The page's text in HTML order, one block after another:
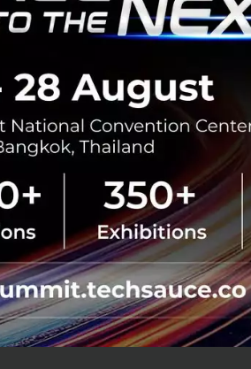
ร่าน-อเมริกันที่กำลังศึกษาวิทยาศาสต
เธอเป็นผู้ก่อตั้งและกรรมการบริหาร
ระดับนานาชาติที่มีอาสาสมัครกว่า
กาศเป็นกว่า 100 ภาษา เธอเป็นตัวแ
ตั้งกลุ่มที่ปรึกษาเยาวชนแห่งสหประช
แหน่งคณะกรรมการและที่ปรึกษาของ
List, Iris Project, JUV Consulting,